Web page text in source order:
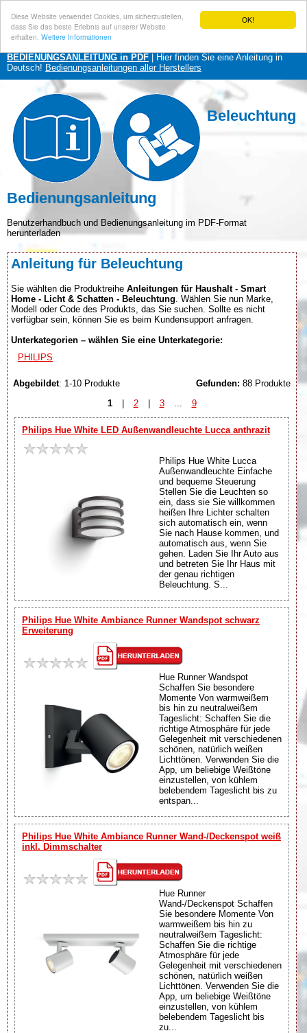
OK!
Diese Website verwendet Cookies, um sicherzustellen,
dass Sie das beste Erlebnis auf unserer Website
erhalten. Weitere Informationen
BEDIENUNGSANLEITUNG in PDF | Hier finden Sie eine Anleitung in
Deutsch! Bedienungsanleitungen aller Herstellers
Beleuchtung
Bedienungsanleitung
Benutzerhandbuch und Bedienungsanleitung im PDF-Format
herunterladen
Anleitung für Beleuchtung
Sie wählten die Produktreihe Anleitungen für Haushalt - Smart
Home - Licht & Schatten - Beleuchtung . Wählen Sie nun Marke,
Modell oder Code des Produkts, das Sie suchen. Sollte es nicht
verfügbar sein, können Sie es beim Kundensupport anfragen.
Unterkategorien – wählen Sie eine Unterkategorie:
PHILIPS
Abgebildet: 1-10 Produkte Gefunden: 88 Produkte
1
| 2 | 3 9
Philips Hue White LED Außenwandleuchte Lucca anthrazit
Philips Hue White Lucca
Außenwandleuchte Einfache
und bequeme Steuerung
Stellen Sie die Leuchten so
ein, dass sie Sie willkommen
heißen Ihre Lichter schalten
sich automatisch ein, wenn
Sie nach Hause kommen, und
automatisch aus, wenn Sie
gehen. Laden Sie Ihr Auto aus
und betreten Sie Ihr Haus mit
der genau richtigen
Beleuchtung. S...
Philips Hue White Ambiance Runner Wandspot schwarz
Erweiterung
Hue Runner Wandspot
Schaffen Sie besondere
Momente Von warmweißem
bis hin zu neutralweißem
Tageslicht: Schaffen Sie die
richtige Atmosphäre für jede
Gelegenheit mit verschiedenen
schönen, natürlich weißen
Lichttönen. Verwenden Sie die
App, um beliebige Weißtöne
einzustellen, von kühlem
belebendem Tageslicht bis zu
entspan...
Philips Hue White Ambiance Runner Wand-/Deckenspot weiß
inkl. Dimmschalter
Hue Runner
Wand-/Deckenspot Schaffen
Sie besondere Momente Von
warmweißem bis hin zu
neutralweißem Tageslicht:
Schaffen Sie die richtige
Atmosphäre für jede
Gelegenheit mit verschiedenen
schönen, natürlich weißen
Lichttönen. Verwenden Sie die
App, um beliebige Weißtöne
einzustellen, von kühlem
belebendem Tageslicht bis
zu...